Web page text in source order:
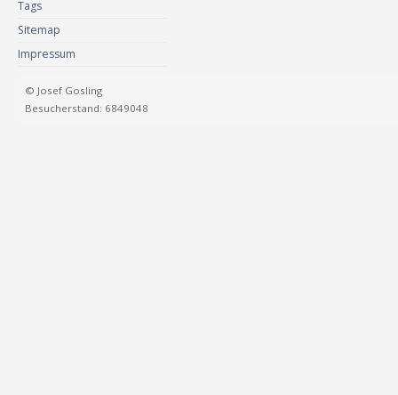
Tags
Sitemap
Impressum
© Josef Gosling
Besucherstand: 6849048